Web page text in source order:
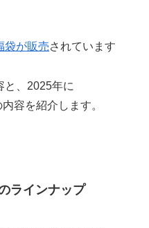
袋が販売されています
と、2025年に
容を紹介します。
ラインナップ